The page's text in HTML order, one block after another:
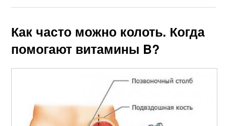
Как часто можно колоть. Когда
помогают витамины B?